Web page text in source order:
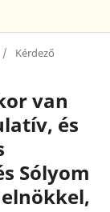
/ Kérdező
van
és
Sólyom